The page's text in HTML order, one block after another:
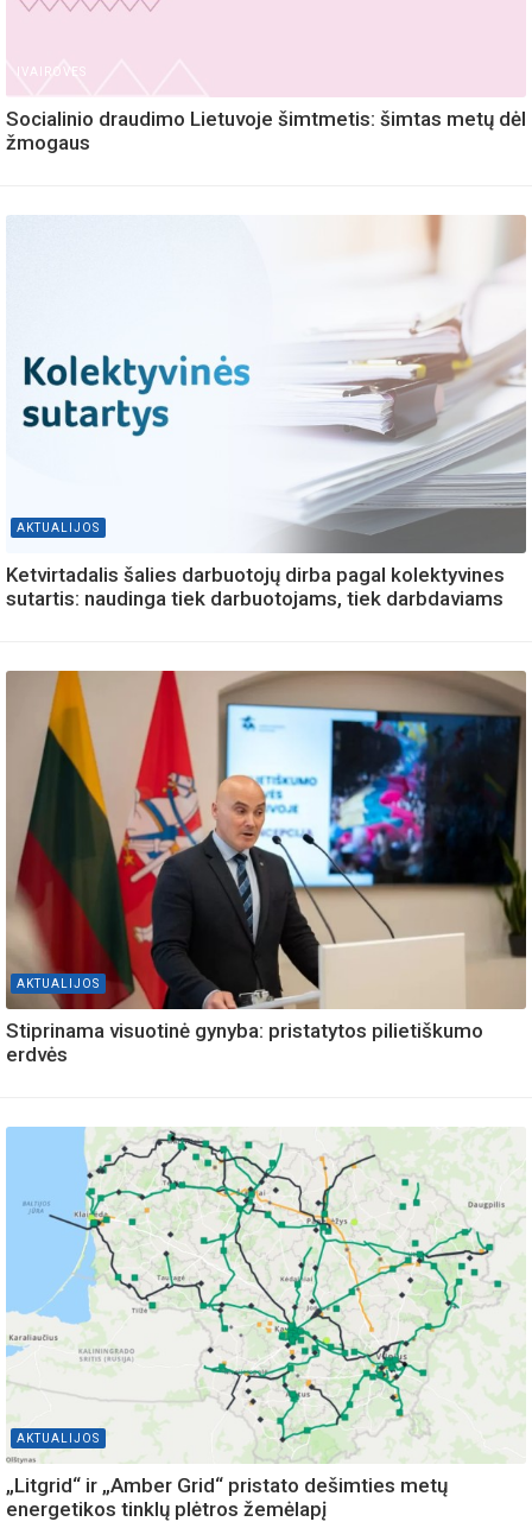
IVAIROVES
Socialinio draudimo Lietuvoje šimtmetis: šimtas metų dėl
žmogaus
AKTUALIJOS
Ketvirtadalis šalies darbuotojų dirba pagal kolektyvines
sutartis: naudinga tiek darbuotojams, tiek darbdaviams
AKTUALIJOS
Stiprinama visuotinė gynyba: pristatytos pilietiškumo
erdvės
AKTUALIJOS
„Litgrid“ ir „Amber Grid“ pristato dešimties metų
energetikos tinklų plėtros žemėlapį